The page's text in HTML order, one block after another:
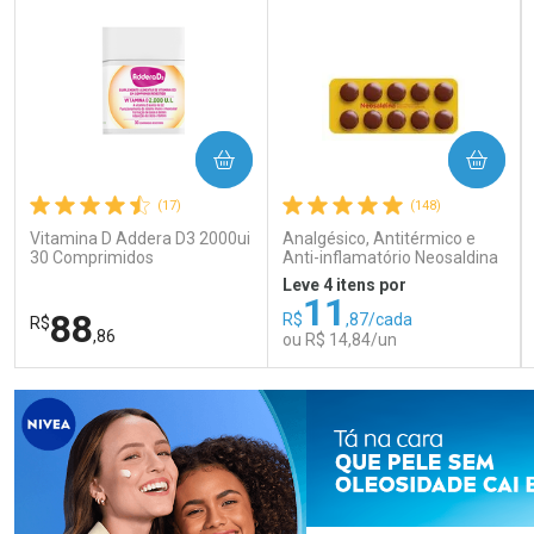
(17)
Vitamina D Addera D3 2000ui
30 Comprimidos
R$88,86
COMPRAR
FECHAR
Laboratório
FECHAR
Por Menos
(148)
Analgésico, Antitérmico e
Anti-inflamatório Neosaldina
30mg + 300mg + 30mg 10
Drágeas
Leve 4 itens por
R$11 ,87/cada
ou R$ 14,84/un
COMPRAR
Laboratório
Por Menos